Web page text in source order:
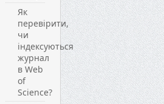
Як
перевірити,
чи
індексуються
журнал
в Web
of
Science?